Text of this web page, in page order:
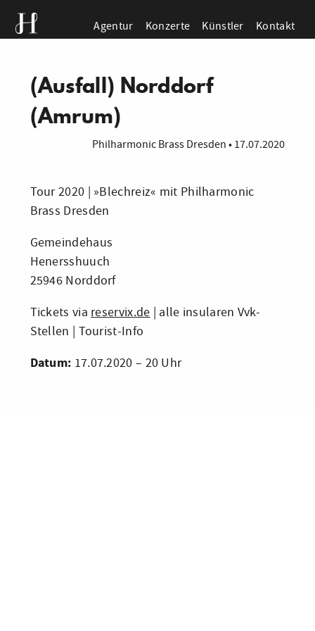
Agentur Konzerte Künstler Kontakt
(Ausfall) Norddorf
(Amrum)
Philharmonic Brass Dresden•17.07.2020
Tour 2020 | »Blechreiz« mit Philharmonic
Brass Dresden
Gemeindehaus
Henersshuuch
25946 Norddorf
Tickets via reservix.de | alle insularen Vvk-
Stellen | Tourist-Info
Datum: 17.07.2020 – 20 Uhr